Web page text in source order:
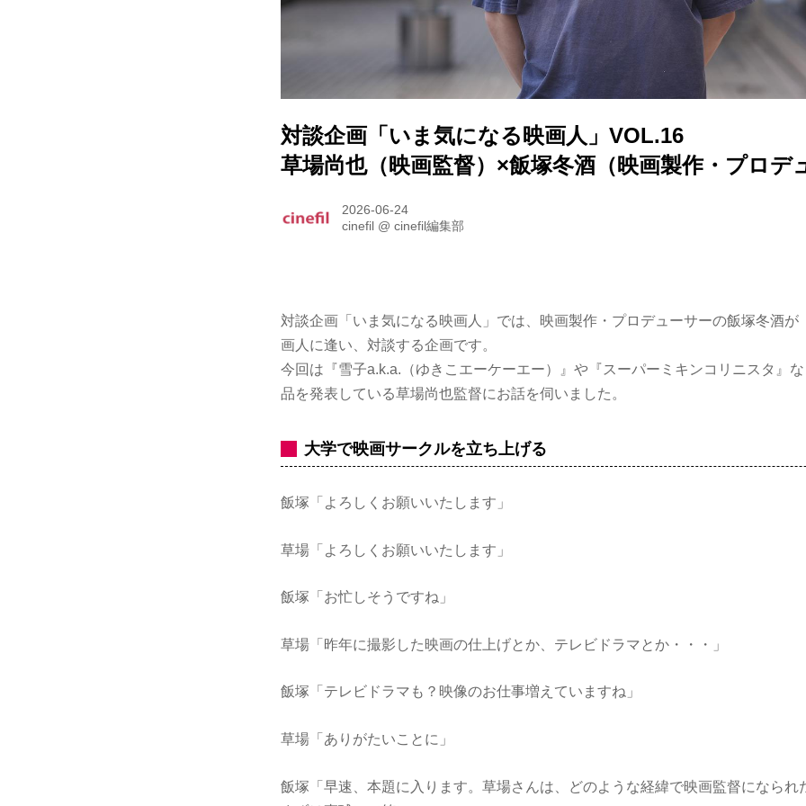
対談企画「いま気になる映画人」VOL.16
草場尚也（映画監督）×飯塚冬酒（映画製作・プロデ
2026-06-24
cinefil @cinefil編集部
対談企画「いま気になる映画人」では、映画製作・プロデューサーの飯塚冬酒が
画人に逢い、対談する企画です。
今回は『雪子a.k.a.（ゆきこエーケーエー）』や『スーパーミキンコリニスタ』
品を発表している草場尚也監督にお話を伺いました。
大学で映画サークルを立ち上げる
飯塚「よろしくお願いいたします」
草場「よろしくお願いいたします」
飯塚「お忙しそうですね」
草場「昨年に撮影した映画の仕上げとか、テレビドラマとか・・・」
飯塚「テレビドラマも？映像のお仕事増えていますね」
草場「ありがたいことに」
飯塚「早速、本題に入ります。草場さんは、どのような経緯で映画監督になられ